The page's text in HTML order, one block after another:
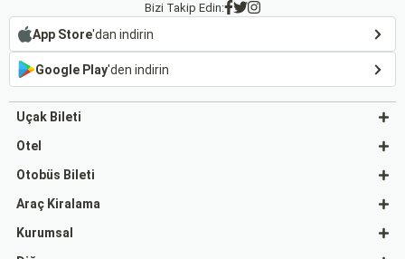
Bizi Takip Edin:
App Store'dan indirin
Google Play'den indirin
Uçak Bileti
Otel
Otobüs Bileti
Araç Kiralama
Kurumsal